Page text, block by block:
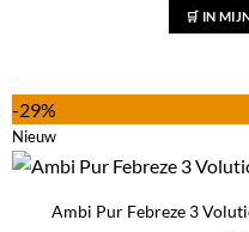
🛒 IN
-29%
Nieuw
Ambi Pur Febreze 3